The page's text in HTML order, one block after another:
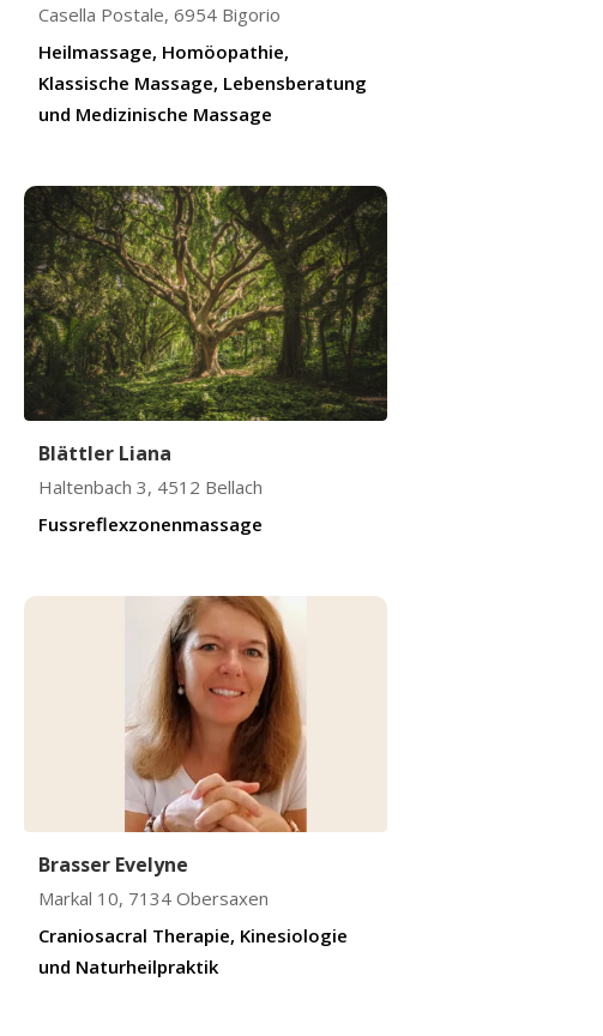
Casella Postale,6954 Bigorio
Heilmassage, Homöopathie,
Klassische Massage, Lebensberatung
und Medizinische Massage
Blättler Liana
Haltenbach 3, 4512 Bellach
Fussreflexzonenmassage
Brasser Evelyne
Markal 10, 7134 Obersaxen
Craniosacral Therapie, Kinesiologie
und Naturheilpraktik